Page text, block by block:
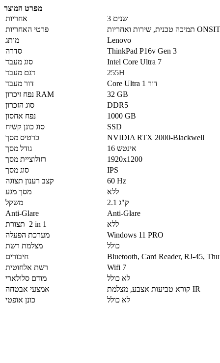
מפרט המוצר
אחריות
3 שנים
פרטי האחריות
מותג
Lenovo
סדרה
ThinkPad P16v Gen 3
סוג מעבד
Intel Core Ultra 7
דגם מעבד
255H
דור מעבד
Core Ultra דור 1
נפח זיכרון RAM
32 GB
סוג הזכרון
DDR5
נפח אחסון
1000 GB
סוג כונן קשיח
SSD
כרטיס מסך
NVIDIA RTX 2000-Blackwell
גודל מסך
16 אינטש
רזולוציית מסך
1920x1200
סוג מסך
IPS
קצב רענון תצוגה
60 Hz
מסך מגע
ללא
משקל
2.1 ק"ג
Anti-Glare
Anti-Glare
תצורת ‎ 2 in 1
ללא
מערכת הפעלה
Windows 11 PRO
מצלמת רשת
כולל
חיבורים
רשת אלחוטית
Wifi 7
מודם סלולארי
לא כולל
אמצעי אבטחה
קורא טביעות אצבע, מצלמת IR
כונן אופטי
לא כולל